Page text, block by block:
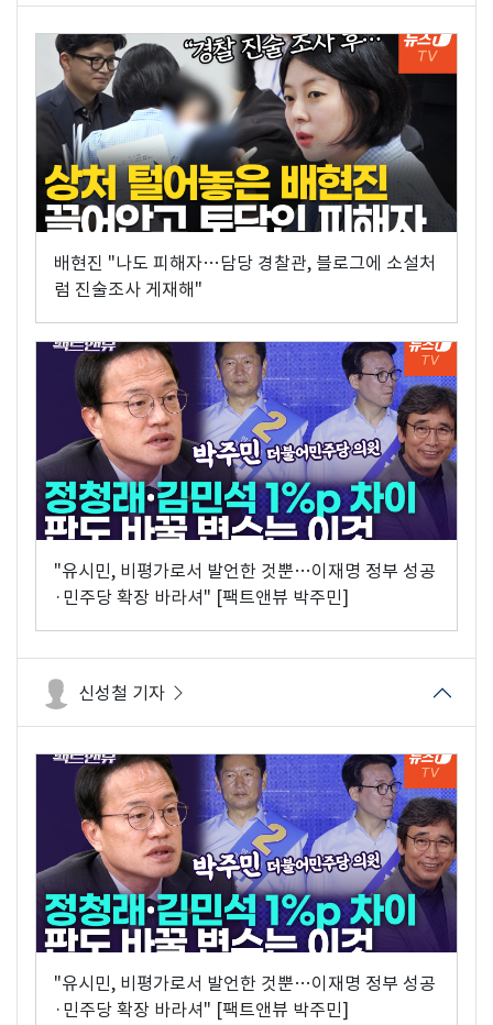
배현진 "나도 피해자…담당 경찰관, 블로그에 소설처
럼 진술조사 게재해"
"유시민, 비평가로서 발언한 것뿐…이재명 정부 성공
·민주당 확장 바라셔" [팩트앤뷰 박주민]
신성철 기자
"유시민, 비평가로서 발언한 것뿐…이재명 정부 성공
·민주당 확장 바라셔" [팩트앤뷰 박주민]